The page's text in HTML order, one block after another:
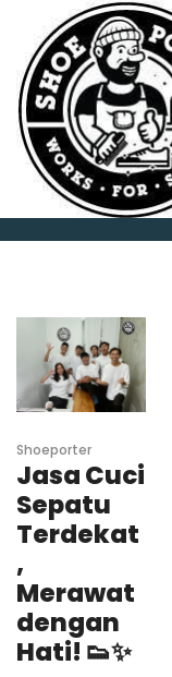
Home
Shoeporter
Jasa Cuci
Sepatu
Terdekat
,
Merawat
dengan
Hati! 👟✨